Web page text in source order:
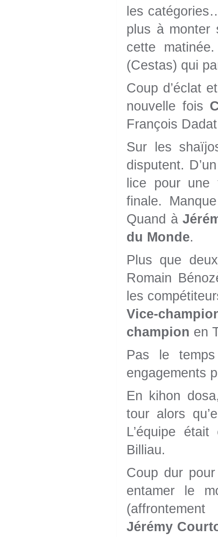
les
plus à monter
cette
(Cestas) qui
Coup d’éclat
nouvelle fois
François
Sur les
disputent.
lice pour une
finale.
Quand à
du Monde.
Plus que
Romain
les
Vice-
champion en
Pas le
engagements
En kihon
tour alors
L’équipe
Billiau.
Coup dur
entamer le
Jérémy